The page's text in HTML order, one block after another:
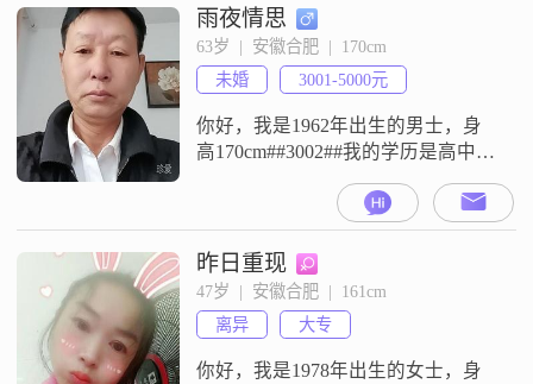
己是一个稳重可靠的人，平时做事
比较踏实##3002##对待生活，我保
持着乐观积极的态度，遇到事情会
往好的方面去想##3002##我是一个
真诚可靠的
雨夜情思
63岁  |  安徽合肥  |  170cm
未婚
3001-5000元
你好，我是1962年出生的男士，身
高170cm##3002##我的学历是高中及
之间，工作地在中国##3002##我的
特征比较明确，平时是一个成熟稳
重的人，性格真诚可靠，对待生活
的心态是活在当下##3002##我希望
通过这里找到一个合适的伴侣
##3002##我不太会讲那些花哨的
话，就
昨日重现
47岁  |  安徽合肥  |  161cm
离异
大专
你好，我是1978年出生的女士，身